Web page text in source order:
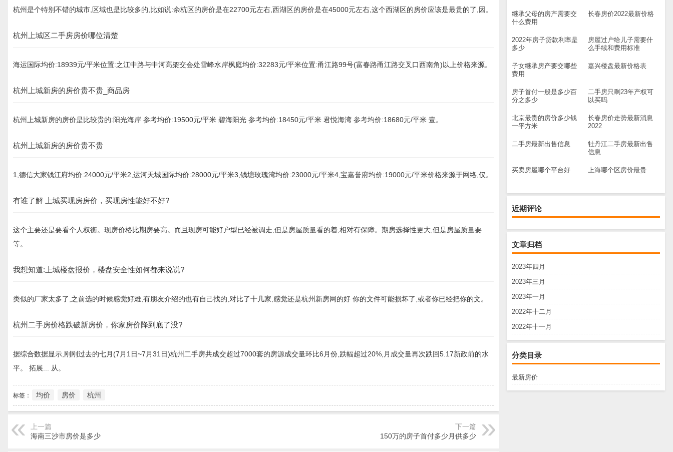
继承父母的房产需要交
什么费用
长春房价2022最新价格
2022年房子贷款利率是
多少
房屋过户给儿子需要什
么手续和费用标准
子女继承房产要交哪些
费用
嘉兴楼盘最新价格表
房子首付一般是多少百
分之多少
二手房只剩23年产权可
以买吗
北京最贵的房价多少钱
一平方米
长春房价走势最新消息
2022
二手房最新出售信息
牡丹江二手房最新出售
信息
买卖房屋哪个平台好 上海哪个区房价最贵
近期评论
文章归档
2023年四月
2023年三月
2023年一月
2022年十二月
2022年十一月
分类目录
最新房价
杭州是个特别不错的城市,区域也是比较多的,比如说:余杭区的房价是在22700元左右,西湖区的房价是在45000元左右,这个西湖区的房价应该是最贵的了,因。
杭州上城区二手房房价哪位清楚
海运国际均价:18939元/平米位置:之江中路与中河高架交会处雪峰水岸枫庭均价:32283元/平米位置:甬江路99号(富春路甬江路交叉口西南角)以上价格来源。
杭州上城新房的房价贵不贵_商品房
杭州上城新房的房价是比较贵的:阳光海岸 参考均价:19500元/平米 碧海阳光 参考均价:18450元/平米 君悦海湾 参考均价:18680元/平米 壹。
杭州上城新房的房价贵不贵
1,德信大家钱江府均价:24000元/平米2,运河天城国际均价:28000元/平米3,钱塘玫瑰湾均价:23000元/平米4,宝嘉誉府均价:19000元/平米价格来源于网络,仅。
有谁了解 上城买现房房价，买现房性能好不好?
这个主要还是要看个人权衡。现房价格比期房要高。而且现房可能好户型已经被调走,但是房屋质量看的着,相对有保障。期房选择性更大,但是房屋质量要
等。
我想知道:上城楼盘报价，楼盘安全性如何都来说说?
类似的厂家太多了,之前选的时候感觉好难,有朋友介绍的也有自己找的,对比了十几家,感觉还是杭州新房网的好 你的文件可能损坏了,或者你已经把你的文。
杭州二手房价格跌破新房价，你家房价降到底了没?
据综合数据显示,刚刚过去的七月(7月1日~7月31日)杭州二手房共成交超过7000套的房源成交量环比6月份,跌幅超过20%,月成交量再次跌回5.17新政前的水
平。 拓展... 从。
标签： 均价 房价 杭州
上一篇
海南三沙市房价是多少
下一篇
150万的房子首付多少月供多少